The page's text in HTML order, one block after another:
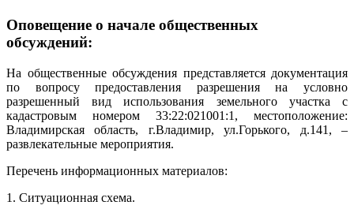
Оповещение о начале общественных
обсуждений:
На общественные обсуждения представляется документация
по вопросу предоставления разрешения на условно
разрешенный вид использования земельного участка с
кадастровым номером 33:22:021001:1, местоположение:
Владимирская область, г.Владимир, ул.Горького, д.141, –
развлекательные мероприятия.
Перечень информационных материалов:
1. Ситуационная схема.